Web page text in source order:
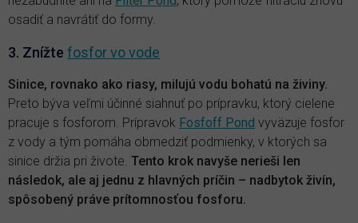
osadiť a navrátiť do formy.
3. Znížte fosfor vo vode
Sinice, rovnako ako riasy, milujú vodu bohatú na živiny.
Preto býva veľmi účinné siahnuť po prípravku, ktorý cielene
pracuje s fosforom. Prípravok Fosfoff Pond vyväzuje fosfor
z vody a tým pomáha obmedziť podmienky, v ktorých sa
sinice držia pri živote. Tento krok navyše nerieši len
následok, ale aj jednu z hlavných príčin – nadbytok živín,
spôsobený práve prítomnosťou fosforu.